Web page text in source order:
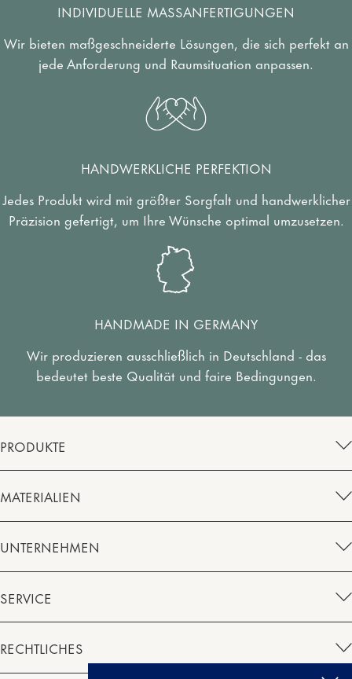
INDIVIDUELLE MASSANFERTIGUNGEN
Wir bieten maßgeschneiderte Lösungen, die sich perfekt an
jede Anforderung und Raumsituation anpassen.
HANDWERKLICHE PERFEKTION
Jedes Produkt wird mit größter Sorgfalt und handwerklicher
Präzision gefertigt, um Ihre Wünsche optimal umzusetzen.
HANDMADE IN GERMANY
Wir produzieren ausschließlich in Deutschland - das
bedeutet beste Qualität und faire Bedingungen.
PRODUKTE
MATERIALIEN
UNTERNEHMEN
SERVICE
RECHTLICHES